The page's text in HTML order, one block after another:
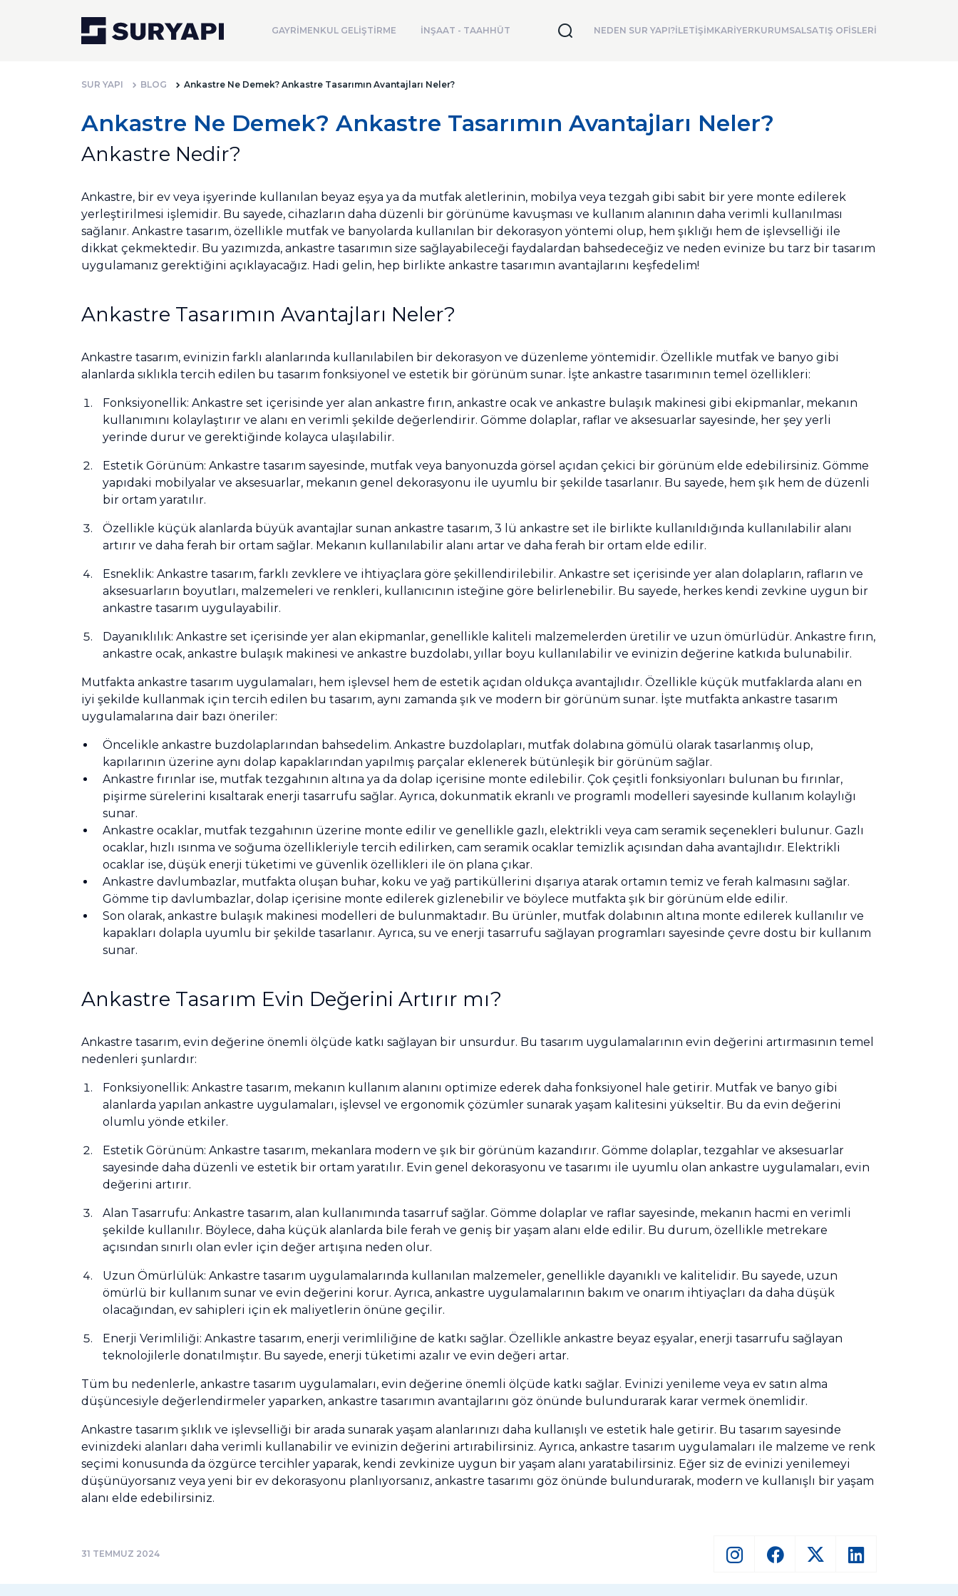
GAYRİMENKUL GELİŞTİRME İNŞAAT - TAAHHÜT NEDEN SUR YAPI?İLETİŞİMKARİYERKURUMSALSATIŞ OFİSLERİ
SUR YAPI BLOG Ankastre Ne Demek? Ankastre Tasarımın Avantajları Neler?
Ankastre Ne Demek? Ankastre Tasarımın Avantajları Neler?
Ankastre Nedir?
Ankastre, bir ev veya işyerinde kullanılan beyaz eşya ya da mutfak aletlerinin, mobilya veya tezgah gibi sabit bir yere monte edilerek
yerleştirilmesi işlemidir. Bu sayede, cihazların daha düzenli bir görünüme kavuşması ve kullanım alanının daha verimli kullanılması
sağlanır. Ankastre tasarım, özellikle mutfak ve banyolarda kullanılan bir dekorasyon yöntemi olup, hem şıklığı hem de işlevselliği ile
dikkat çekmektedir. Bu yazımızda, ankastre tasarımın size sağlayabileceği faydalardan bahsedeceğiz ve neden evinize bu tarz bir tasarım
uygulamanız gerektiğini açıklayacağız. Hadi gelin, hep birlikte ankastre tasarımın avantajlarını keşfedelim!
Ankastre Tasarımın Avantajları Neler?
Ankastre tasarım, evinizin farklı alanlarında kullanılabilen bir dekorasyon ve düzenleme yöntemidir. Özellikle mutfak ve banyo gibi
alanlarda sıklıkla tercih edilen bu tasarım fonksiyonel ve estetik bir görünüm sunar. İşte ankastre tasarımının temel özellikleri:
Fonksiyonellik: Ankastre set içerisinde yer alan ankastre fırın, ankastre ocak ve ankastre bulaşık makinesi gibi ekipmanlar, mekanın
kullanımını kolaylaştırır ve alanı en verimli şekilde değerlendirir. Gömme dolaplar, raflar ve aksesuarlar sayesinde, her şey yerli
yerinde durur ve gerektiğinde kolayca ulaşılabilir.
Estetik Görünüm: Ankastre tasarım sayesinde, mutfak veya banyonuzda görsel açıdan çekici bir görünüm elde edebilirsiniz. Gömme
yapıdaki mobilyalar ve aksesuarlar, mekanın genel dekorasyonu ile uyumlu bir şekilde tasarlanır. Bu sayede, hem şık hem de düzenli
bir ortam yaratılır.
Özellikle küçük alanlarda büyük avantajlar sunan ankastre tasarım, 3 lü ankastre set ile birlikte kullanıldığında kullanılabilir alanı
artırır ve daha ferah bir ortam sağlar. Mekanın kullanılabilir alanı artar ve daha ferah bir ortam elde edilir.
Esneklik: Ankastre tasarım, farklı zevklere ve ihtiyaçlara göre şekillendirilebilir. Ankastre set içerisinde yer alan dolapların, rafların ve
aksesuarların boyutları, malzemeleri ve renkleri, kullanıcının isteğine göre belirlenebilir. Bu sayede, herkes kendi zevkine uygun bir
ankastre tasarım uygulayabilir.
Dayanıklılık: Ankastre set içerisinde yer alan ekipmanlar, genellikle kaliteli malzemelerden üretilir ve uzun ömürlüdür. Ankastre fırın,
ankastre ocak, ankastre bulaşık makinesi ve ankastre buzdolabı, yıllar boyu kullanılabilir ve evinizin değerine katkıda bulunabilir.
Mutfakta ankastre tasarım uygulamaları, hem işlevsel hem de estetik açıdan oldukça avantajlıdır. Özellikle küçük mutfaklarda alanı en
iyi şekilde kullanmak için tercih edilen bu tasarım, aynı zamanda şık ve modern bir görünüm sunar. İşte mutfakta ankastre tasarım
uygulamalarına dair bazı öneriler:
Öncelikle ankastre buzdolaplarından bahsedelim. Ankastre buzdolapları, mutfak dolabına gömülü olarak tasarlanmış olup,
kapılarının üzerine aynı dolap kapaklarından yapılmış parçalar eklenerek bütünleşik bir görünüm sağlar.
Ankastre fırınlar ise, mutfak tezgahının altına ya da dolap içerisine monte edilebilir. Çok çeşitli fonksiyonları bulunan bu fırınlar,
pişirme sürelerini kısaltarak enerji tasarrufu sağlar. Ayrıca, dokunmatik ekranlı ve programlı modelleri sayesinde kullanım kolaylığı
sunar.
Ankastre ocaklar, mutfak tezgahının üzerine monte edilir ve genellikle gazlı, elektrikli veya cam seramik seçenekleri bulunur. Gazlı
ocaklar, hızlı ısınma ve soğuma özellikleriyle tercih edilirken, cam seramik ocaklar temizlik açısından daha avantajlıdır. Elektrikli
ocaklar ise, düşük enerji tüketimi ve güvenlik özellikleri ile ön plana çıkar.
Ankastre davlumbazlar, mutfakta oluşan buhar, koku ve yağ partiküllerini dışarıya atarak ortamın temiz ve ferah kalmasını sağlar.
Gömme tip davlumbazlar, dolap içerisine monte edilerek gizlenebilir ve böylece mutfakta şık bir görünüm elde edilir.
Son olarak, ankastre bulaşık makinesi modelleri de bulunmaktadır. Bu ürünler, mutfak dolabının altına monte edilerek kullanılır ve
kapakları dolapla uyumlu bir şekilde tasarlanır. Ayrıca, su ve enerji tasarrufu sağlayan programları sayesinde çevre dostu bir kullanım
sunar.
Ankastre Tasarım Evin Değerini Artırır mı?
Ankastre tasarım, evin değerine önemli ölçüde katkı sağlayan bir unsurdur. Bu tasarım uygulamalarının evin değerini artırmasının temel
nedenleri şunlardır:
Fonksiyonellik: Ankastre tasarım, mekanın kullanım alanını optimize ederek daha fonksiyonel hale getirir. Mutfak ve banyo gibi
alanlarda yapılan ankastre uygulamaları, işlevsel ve ergonomik çözümler sunarak yaşam kalitesini yükseltir. Bu da evin değerini
olumlu yönde etkiler.
Estetik Görünüm: Ankastre tasarım, mekanlara modern ve şık bir görünüm kazandırır. Gömme dolaplar, tezgahlar ve aksesuarlar
sayesinde daha düzenli ve estetik bir ortam yaratılır. Evin genel dekorasyonu ve tasarımı ile uyumlu olan ankastre uygulamaları, evin
değerini artırır.
Alan Tasarrufu: Ankastre tasarım, alan kullanımında tasarruf sağlar. Gömme dolaplar ve raflar sayesinde, mekanın hacmi en verimli
şekilde kullanılır. Böylece, daha küçük alanlarda bile ferah ve geniş bir yaşam alanı elde edilir. Bu durum, özellikle metrekare
açısından sınırlı olan evler için değer artışına neden olur.
Uzun Ömürlülük: Ankastre tasarım uygulamalarında kullanılan malzemeler, genellikle dayanıklı ve kalitelidir. Bu sayede, uzun
ömürlü bir kullanım sunar ve evin değerini korur. Ayrıca, ankastre uygulamalarının bakım ve onarım ihtiyaçları da daha düşük
olacağından, ev sahipleri için ek maliyetlerin önüne geçilir.
Enerji Verimliliği: Ankastre tasarım, enerji verimliliğine de katkı sağlar. Özellikle ankastre beyaz eşyalar, enerji tasarrufu sağlayan
teknolojilerle donatılmıştır. Bu sayede, enerji tüketimi azalır ve evin değeri artar.
Tüm bu nedenlerle, ankastre tasarım uygulamaları, evin değerine önemli ölçüde katkı sağlar. Evinizi yenileme veya ev satın alma
düşüncesiyle değerlendirmeler yaparken, ankastre tasarımın avantajlarını göz önünde bulundurarak karar vermek önemlidir.
Ankastre tasarım şıklık ve işlevselliği bir arada sunarak yaşam alanlarınızı daha kullanışlı ve estetik hale getirir. Bu tasarım sayesinde
evinizdeki alanları daha verimli kullanabilir ve evinizin değerini artırabilirsiniz. Ayrıca, ankastre tasarım uygulamaları ile malzeme ve renk
seçimi konusunda da özgürce tercihler yaparak, kendi zevkinize uygun bir yaşam alanı yaratabilirsiniz. Eğer siz de evinizi yenilemeyi
düşünüyorsanız veya yeni bir ev dekorasyonu planlıyorsanız, ankastre tasarımı göz önünde bulundurarak, modern ve kullanışlı bir yaşam
alanı elde edebilirsiniz.
31 TEMMUZ 2024